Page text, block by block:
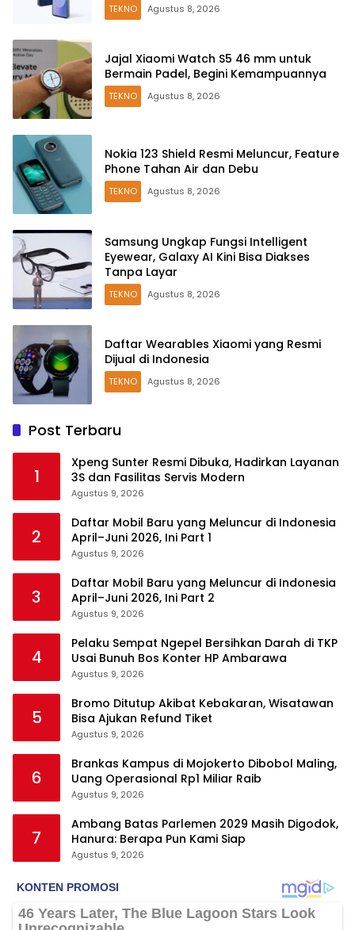
TEKNO Agustus 8, 2026
Jajal Xiaomi Watch S5 46 mm untuk
Bermain Padel, Begini Kemampuannya
TEKNO Agustus 8, 2026
Nokia 123 Shield Resmi Meluncur, Feature
Phone Tahan Air dan Debu
TEKNO Agustus 8, 2026
Samsung Ungkap Fungsi Intelligent
Eyewear, Galaxy AI Kini Bisa Diakses
Tanpa Layar
TEKNO Agustus 8, 2026
Daftar Wearables Xiaomi yang Resmi
Dijual di Indonesia
TEKNO Agustus 8, 2026
Post Terbaru
1
Xpeng Sunter Resmi Dibuka, Hadirkan Layanan
3S dan Fasilitas Servis Modern
Agustus 9, 2026
2
Daftar Mobil Baru yang Meluncur di Indonesia
April–Juni 2026, Ini Part 1
Agustus 9, 2026
3
Daftar Mobil Baru yang Meluncur di Indonesia
April–Juni 2026, Ini Part 2
Agustus 9, 2026
4
Pelaku Sempat Ngepel Bersihkan Darah di TKP
Usai Bunuh Bos Konter HP Ambarawa
Agustus 9, 2026
5
Bromo Ditutup Akibat Kebakaran, Wisatawan
Bisa Ajukan Refund Tiket
Agustus 9, 2026
6
Brankas Kampus di Mojokerto Dibobol Maling,
Uang Operasional Rp1 Miliar Raib
Agustus 9, 2026
7
Ambang Batas Parlemen 2029 Masih Digodok,
Hanura: Berapa Pun Kami Siap
Agustus 9, 2026